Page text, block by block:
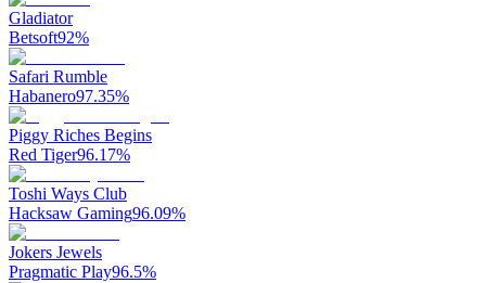
Gladiator
Betsoft92%
Safari Rumble
Habanero97.35%
Piggy Riches Begins
Red Tiger96.17%
Toshi Ways Club
Hacksaw Gaming96.09%
Jokers Jewels
Pragmatic Play96.5%